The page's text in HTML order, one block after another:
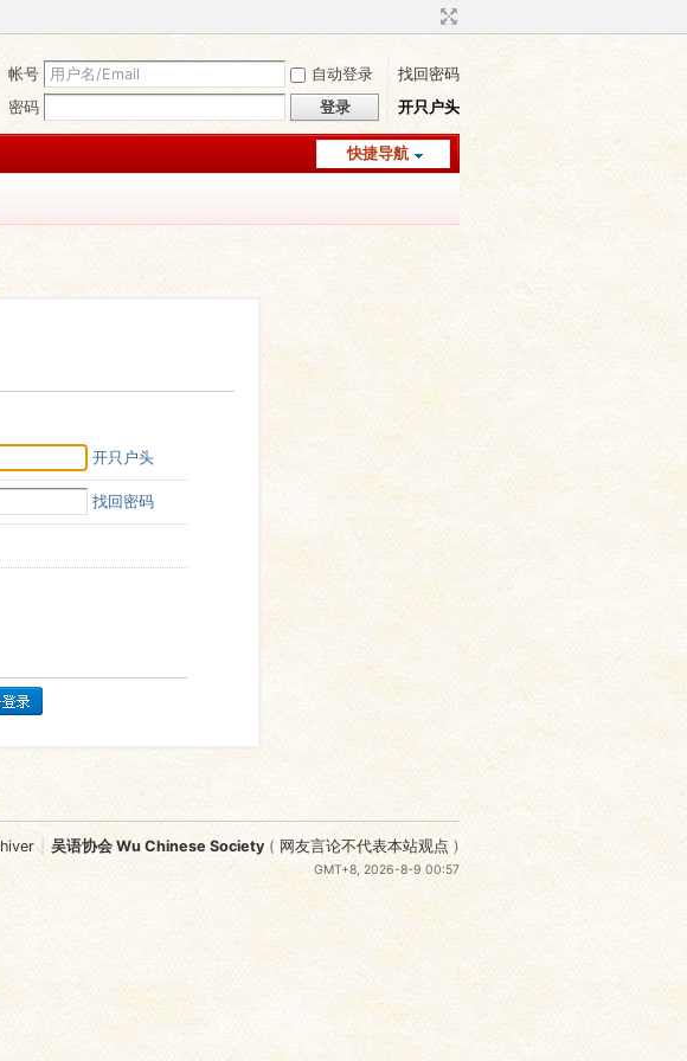
帐号 自动登录
找回密码
密码
登录 开只户头
快捷导航
开只户头
找回密码
吴语协会 Wu Chinese Society ( 网友言论不代表本站观点 )
GMT+8, 2026-8-9 00:57